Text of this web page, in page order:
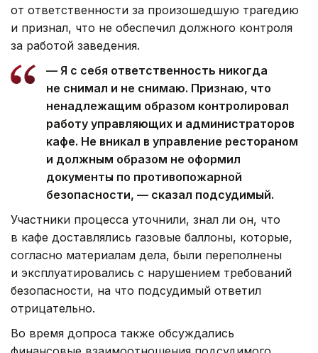
от ответственности за произошедшую трагедию
и признал, что не обеспечил должного контроля
за работой заведения.
— Я с себя ответственность никогда
не снимал и не снимаю. Признаю, что
ненадлежащим образом контролировал
работу управляющих и администраторов
кафе. Не вникал в управление рестораном
и должным образом не оформил
документы по противопожарной
безопасности, — сказал подсудимый.
Участники процесса уточнили, знал ли он, что
в кафе доставлялись газовые баллоны, которые,
согласно материалам дела, были переполнены
и эксплуатировались с нарушением требований
безопасности, на что подсудимый ответил
отрицательно.
Во время допроса также обсуждались